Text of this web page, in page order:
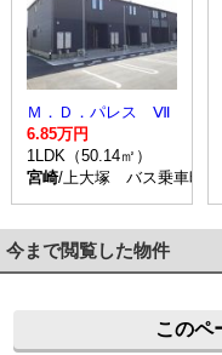
Ｍ．Ｄ．パレス Ⅶ
6.85万円
1LDK（50.14㎡）
宮崎/上大塚 バス乗車時
今まで閲覧した物件
このペ